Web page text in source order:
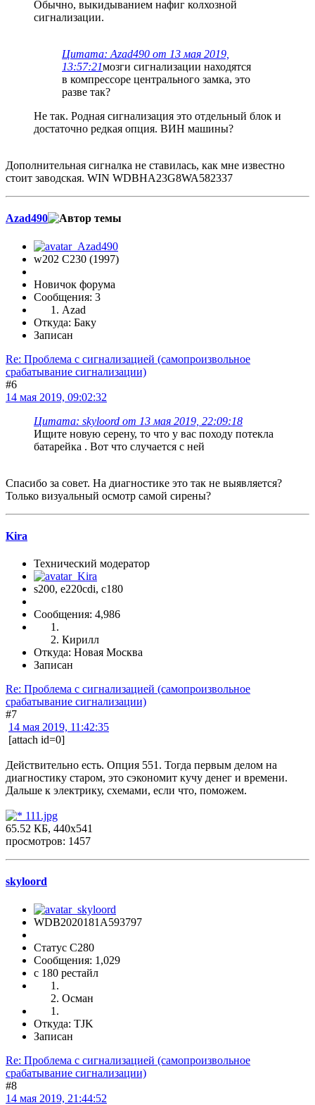
Обычно, выкидыванием нафиг колхозной
сигнализации.
Цитата: Azad490 от 13 мая 2019,
13:57:21мозги сигнализации находятся
в компрессоре центрального замка, это
разве так?
Не так. Родная сигнализация это отдельный блок и
достаточно редкая опция. ВИН машины?
Дополнительная сигналка не ставилась, как мне известно
стоит заводская. WIN WDBHA23G8WA582337
Azad490
w202 C230 (1997)
Новичок форума
Сообщения: 3
Azad
Откуда: Баку
Записан
Re: Проблема с сигнализацией (самопроизвольное
срабатывание сигнализации)
#6
14 мая 2019, 09:02:32
Цитата: skyloord от 13 мая 2019, 22:09:18
Ищите новую серену, то что у вас походу потекла
батарейка . Вот что случается с ней
Спасибо за совет. На диагностике это так не выявляется?
Только визуальный осмотр самой сирены?
Kira
Технический модератор
s200, е220cdi, с180
Сообщения: 4,986
Кирилл
Откуда: Новая Москва
Записан
Re: Проблема с сигнализацией (самопроизвольное
срабатывание сигнализации)
#7
14 мая 2019, 11:42:35
[attach id=0]
Действительно есть. Опция 551. Тогда первым делом на
диагностику старом, это сэкономит кучу денег и времени.
Дальше к электрику, схемами, если что, поможем.
111.jpg
65.52 КБ, 440x541
просмотров: 1457
skyloord
WDB2020181A593797
Статус C280
Сообщения: 1,029
c 180 рестайл
Осман
Откуда: TJK
Записан
Re: Проблема с сигнализацией (самопроизвольное
срабатывание сигнализации)
#8
14 мая 2019, 21:44:52